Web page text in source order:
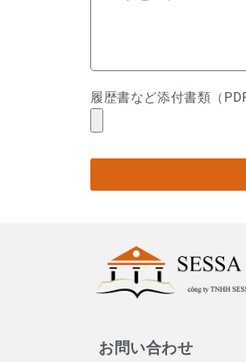
履歴書など添付書類（
お問い合わせ